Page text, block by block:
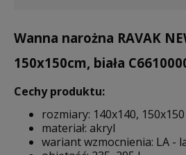
Wanna narożna RAVAK
150x150cm, biała
Cechy produktu:
rozmiary: 140x140,
materiał: akryl
wariant wzmocnienia: LA -